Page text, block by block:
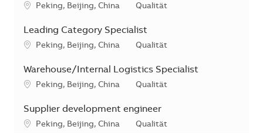
Standort
Peking, Beijing, China Kategorie
Qualität
Leading Category Specialist
Standort
Peking, Beijing, China Kategorie
Qualität
Warehouse/Internal Logistics Specialist
Standort
Peking, Beijing, China Kategorie
Qualität
Supplier development engineer
Standort
Peking, Beijing, China Kategorie
Qualität